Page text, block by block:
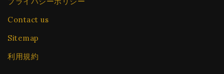
Contact us
Sitemap
利用規約